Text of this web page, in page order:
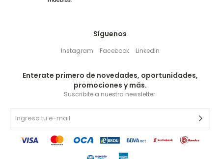
Síguenos
Instagram Facebook Linkedin
Enterate primero de novedades, oportunidades,
promociones y más.
Suscribite a nuestra newsletter.